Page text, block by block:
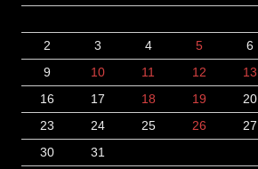
2
3 4 5 6
9
10 11 12 13
16
17 18 19 20
23
24 25 26 27
30
31